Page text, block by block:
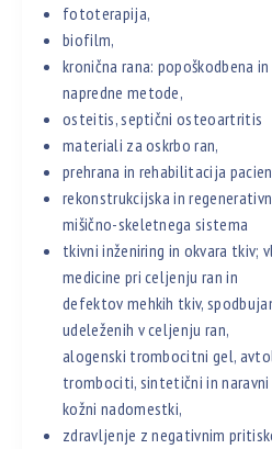
fototerapija,
biofilm,
kronična rana: popoškodbena
napredne metode,
osteitis, septični osteoartritis
materiali za oskrbo ran,
prehrana in rehabilitacija
rekonstrukcijska in
mišično-skeletnega sistema
tkivni inženiring in okvara tkiv;
medicine pri celjenju ran in
defektov mehkih tkiv,
udeleženih v celjenju ran,
alogenski trombocitni gel,
trombociti, sintetični in naravni
kožni nadomestki,
zdravljenje z negativnim